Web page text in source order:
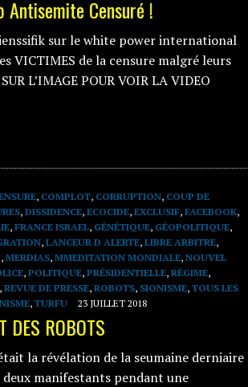
Censuré !
sur le white power international
VICTIMES de la censure malgré leurs
L’IMAGE POUR VOIR LA VIDEO
, COMPLOT, CORRUPTION, COUP DE
, DISSIDENCE, ECOCIDE, EXCLUSIF, FACEBOOK,
, FRANCE ISRAEL, GÉNÉTIQUE, GÉOPOLITIQUE,
, LANCEUR D ALERTE, LIBRE ARBITRE,
, MERDIAS, MMEDITATION MONDIALE, NOUVEL
, POLITIQUE, PRÉSIDENTIELLE, RÉGIME,
, REVUE DE PRESSE, ROBOTS, SIONISME, TOUS LES
, TURFU 23 JUILLET 2018
DES ROBOTS
la révélation de la seumaine derniaire
manifestants pendant une